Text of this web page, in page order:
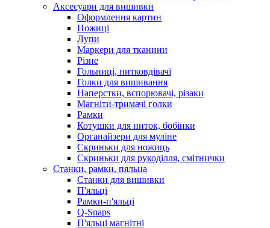
Аксесуари для вишивки
Оформлення картин
Ножиці
Лупи
Маркери для тканини
Різне
Гольниці, нитковдівачі
Голки для вишивання
Наперстки, вспорювачі, різаки
Магніти-тримачі голки
Рамки
Котушки для ниток, бобінки
Органайзери для муліне
Скриньки для ножиць
Скриньки для рукоділля, смітнички
Станки, рамки, пяльца
Станки для вишивки
П'яльці
Рамки-п'яльці
Q-Snaps
П'яльці магнітні